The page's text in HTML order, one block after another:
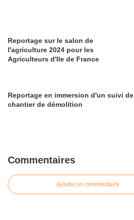
Reportage sur le salon de
l'agriculture 2024 pour les
Agriculteurs d'Ile de France
Reportage en immersion d'un suivi de
chantier de démolition
Commentaires
Ajouter un commentaire